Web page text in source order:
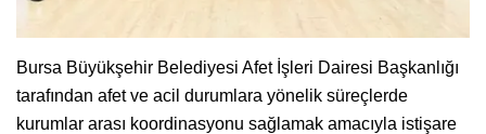
Bursa Büyükşehir Belediyesi Afet İşleri Dairesi Başkanlığı
tarafından afet ve acil durumlara yönelik süreçlerde
kurumlar arası koordinasyonu sağlamak amacıyla istişare